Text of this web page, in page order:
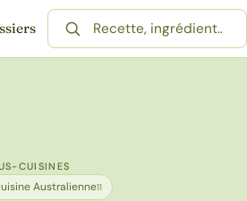
Rechercher une recette
CUISINES
Australienne11